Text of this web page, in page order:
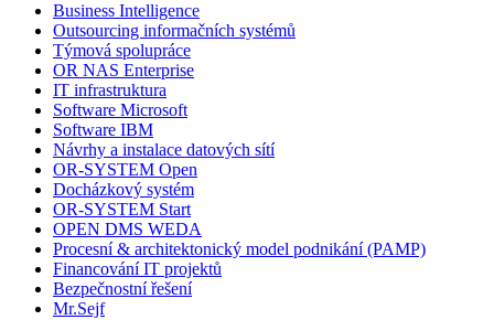
Business Intelligence
Outsourcing informačních systémů
Týmová spolupráce
OR NAS Enterprise
IT infrastruktura
Software Microsoft
Software IBM
Návrhy a instalace datových sítí
OR-SYSTEM Open
Docházkový systém
OR-SYSTEM Start
OPEN DMS WEDA
Procesní & architektonický model podnikání (PAMP)
Financování IT projektů
Bezpečnostní řešení
Mr.Sejf